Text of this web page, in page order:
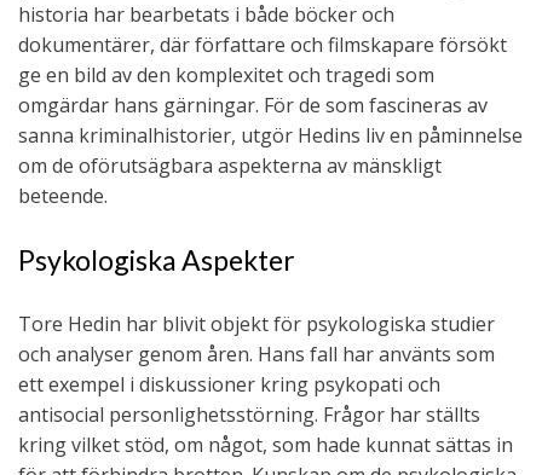
historia har bearbetats i både böcker och
dokumentärer, där författare och filmskapare försökt
ge en bild av den komplexitet och tragedi som
omgärdar hans gärningar. För de som fascineras av
sanna kriminalhistorier, utgör Hedins liv en påminnelse
om de oförutsägbara aspekterna av mänskligt
beteende.
Psykologiska Aspekter
Tore Hedin har blivit objekt för psykologiska studier
och analyser genom åren. Hans fall har använts som
ett exempel i diskussioner kring psykopati och
antisocial personlighetsstörning. Frågor har ställts
kring vilket stöd, om något, som hade kunnat sättas in